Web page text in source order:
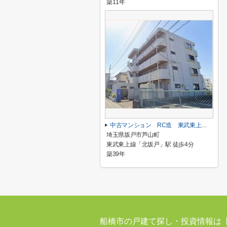
築11年
中古マンション RC造 東武東上線「北坂戸」駅 徒歩４分
埼玉県坂戸市芦山町
東武東上線「北坂戸」駅 徒歩4分
築39年
船橋市の戸建て探し・投資情報は